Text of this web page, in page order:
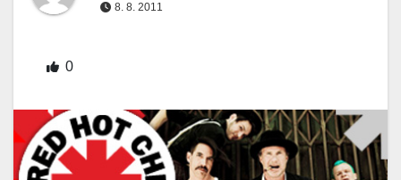
8. 8. 2011
0